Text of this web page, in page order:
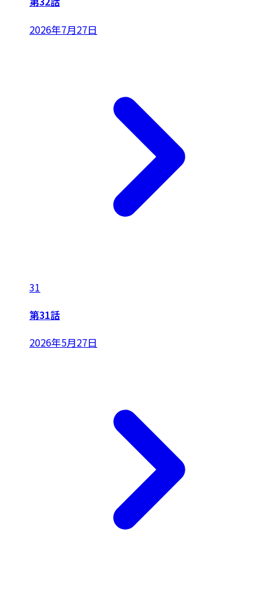
2026年7月27日
31
第31話
2026年5月27日